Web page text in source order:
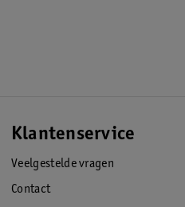
Klantenservice
Veelgestelde vragen
Contact